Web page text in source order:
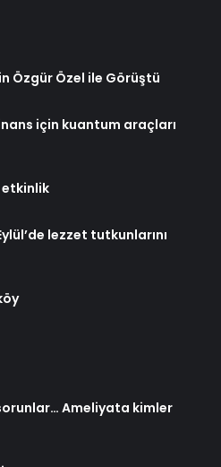
Özgür Özel ile Görüştü
için kuantum araçları
etkinlik
lezzet tutkunlarını
Ameliyata kimler